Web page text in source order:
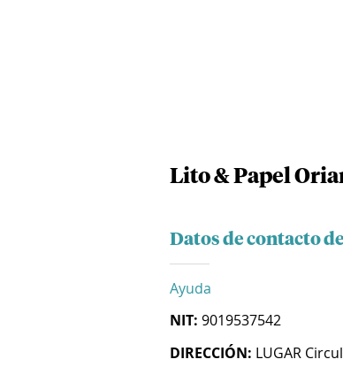
Lito & Papel
Datos de contacto
Ayuda
NIT: 9019537542
DIRECCIÓN: LUGAR